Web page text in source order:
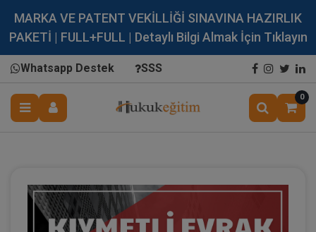
MARKA VE PATENT VEKİLLİĞİ SINAVINA HAZIRLIK
PAKETİ | FULL+FULL | Detaylı Bilgi Almak İçin Tıklayın
Whatsapp Destek SSS
0